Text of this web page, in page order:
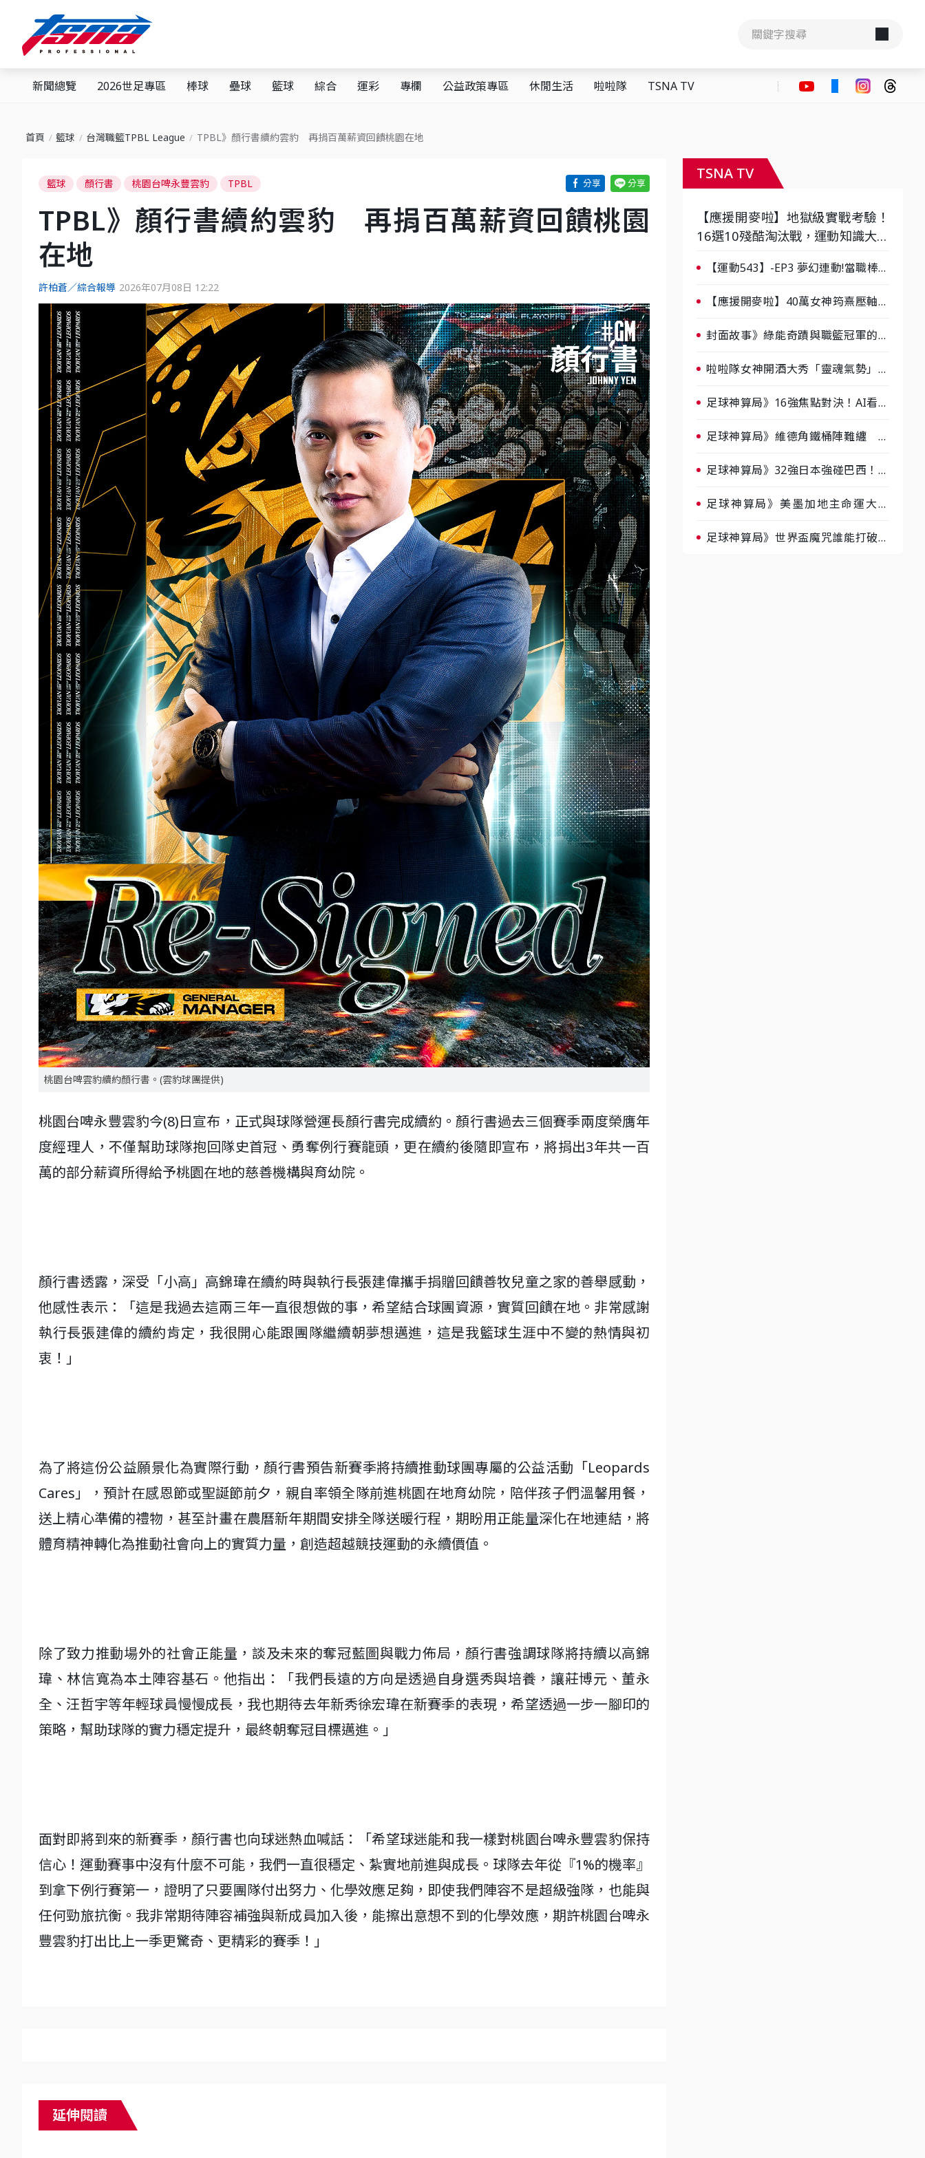
新聞總覽 2026世足專區 棒球 壘球 籃球 綜合 運彩 專欄 公益政策專區 休閒生活 啦啦隊 TSNA TV
首頁 籃球 台灣職籃TPBL League TPBL》顏行書續約雲豹 再捐百萬薪資回饋桃園在地
籃球 顏行書 桃園台啤永豐雲豹 TPBL
TPBL》顏行書續約雲豹 再捐百萬薪資回饋桃園
在地
許柏蒼／綜合報導 2026年07月08日 12:22
桃園台啤雲豹續約顏行書。(雲豹球團提供)
桃園台啤永豐雲豹今(8)日宣布，正式與球隊營運長顏行書完成續約。顏行書過去三個賽季兩度榮膺年
度經理人，不僅幫助球隊抱回隊史首冠、勇奪例行賽龍頭，更在續約後隨即宣布，將捐出3年共一百
萬的部分薪資所得給予桃園在地的慈善機構與育幼院。
顏行書透露，深受「小高」高錦瑋在續約時與執行長張建偉攜手捐贈回饋善牧兒童之家的善舉感動，
他感性表示：「這是我過去這兩三年一直很想做的事，希望結合球團資源，實質回饋在地。非常感謝
執行長張建偉的續約肯定，我很開心能跟團隊繼續朝夢想邁進，這是我籃球生涯中不變的熱情與初
衷！」
為了將這份公益願景化為實際行動，顏行書預告新賽季將持續推動球團專屬的公益活動「Leopards
Cares」，預計在感恩節或聖誕節前夕，親自率領全隊前進桃園在地育幼院，陪伴孩子們溫馨用餐，
送上精心準備的禮物，甚至計畫在農曆新年期間安排全隊送暖行程，期盼用正能量深化在地連結，將
體育精神轉化為推動社會向上的實質力量，創造超越競技運動的永續價值。
除了致力推動場外的社會正能量，談及未來的奪冠藍圖與戰力佈局，顏行書強調球隊將持續以高錦
瑋、林信寬為本土陣容基石。他指出：「我們長遠的方向是透過自身選秀與培養，讓莊博元、董永
全、汪哲宇等年輕球員慢慢成長，我也期待去年新秀徐宏瑋在新賽季的表現，希望透過一步一腳印的
策略，幫助球隊的實力穩定提升，最終朝奪冠目標邁進。」
面對即將到來的新賽季，顏行書也向球迷熱血喊話：「希望球迷能和我一樣對桃園台啤永豐雲豹保持
信心！運動賽事中沒有什麼不可能，我們一直很穩定、紮實地前進與成長。球隊去年從『1%的機率』
到拿下例行賽第一，證明了只要團隊付出努力、化學效應足夠，即使我們陣容不是超級強隊，也能與
任何勁旅抗衡。我非常期待陣容補強與新成員加入後，能擦出意想不到的化學效應，期許桃園台啤永
豐雲豹打出比上一季更驚奇、更精彩的賽季！」
延伸閱讀
TSNA TV
【應援開麥啦】地獄級實戰考驗！
16選10殘酷淘汰戰，運動知識大會
【運動543】-EP3 夢幻連動!當職棒傳
【應援開麥啦】40萬女神筠熹壓軸！
比一個會-ep2
封面故事》綠能奇蹟與職籃冠軍的背
事》大談「心酸創業學」
啦啦隊女神開酒大秀「靈魂氣勢」！
大過招
足球神算局》16強焦點對決！AI看好
足球神算局》維德角鐵桶陣難纏 阿
足球神算局》32強日本強碰巴西！AI
爆冷
足球神算局》美墨加地主命運大解
足球神算局》世界盃魔咒誰能打破？